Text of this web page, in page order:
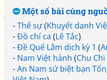
Một số bài cùng
-Thế sự(Khuyết danh
-Đồ chí ca (Lê Tắc)
-Đề Quế Lâm dịch kỳ 1 (
- Nam Việt hành (Chu Chi
-An Nam sứ biệt bạn